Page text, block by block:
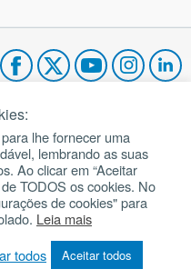
II
reservados.
lhe fornecer uma
lembrando as suas
Ao clicar em “Aceitar
TODOS os cookies. No
de cookies" para
Leia mais
todos Aceitar todos